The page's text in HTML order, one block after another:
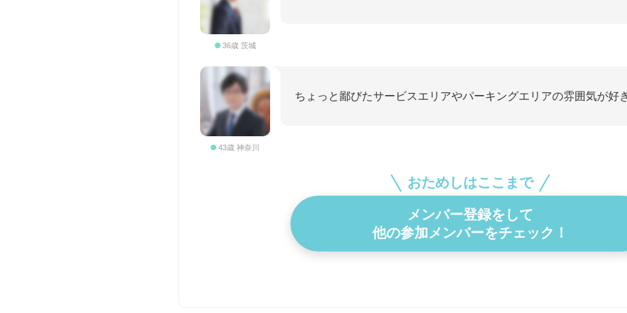
36歳 茨城
43歳 神奈川
ちょっと鄙びたサービスエリアやパーキングエリアの雰囲気が好
おためしはここまで
メンバー登録をして
他の参加メンバーをチェック！